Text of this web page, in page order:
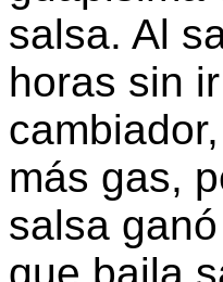
salsa. Al
horas sin
más gas,
salsa